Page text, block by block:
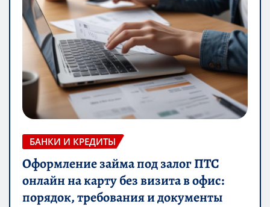
БАНКИ И КРЕДИТЫ
Оформление займа под залог ПТС
онлайн на карту без визита в офис:
порядок, требования и документы